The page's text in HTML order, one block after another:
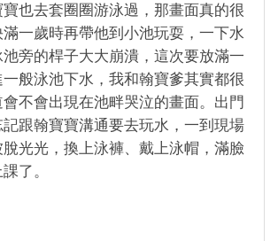
也去套圈圈游泳過，那畫面真的很
一歲時再帶他到小池玩耍，一下水
池旁的桿子大大崩潰，這次要放滿一
一般泳池下水，我和翰寶爹其實都很
不會出現在池畔哭泣的畫面。出門
跟翰寶寶溝通要去玩水，一到現場
光光，換上泳褲、戴上泳帽，滿臉
了。